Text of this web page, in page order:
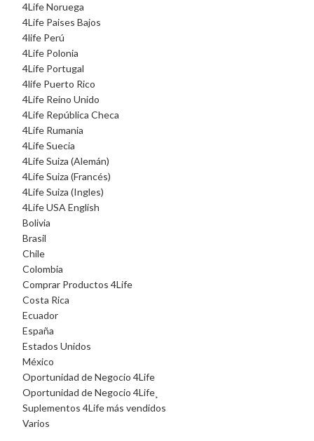
4Life Noruega
4Life Paises Bajos
4life Perú
4Life Polonia
4Life Portugal
4life Puerto Rico
4Life Reino Unido
4Life República Checa
4Life Rumania
4Life Suecia
4Life Suiza (Alemán)
4Life Suiza (Francés)
4Life Suiza (Ingles)
4Life USA English
Bolivia
Brasil
Chile
Colombia
Comprar Productos 4Life
Costa Rica
Ecuador
España
Estados Unidos
México
Oportunidad de Negocio 4Life
Oportunidad de Negocio 4Life¸
Suplementos 4Life más vendidos
Varios